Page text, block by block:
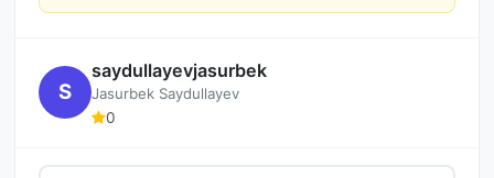
S
saydullayevjasurbek
Jasurbek Saydullayev
0